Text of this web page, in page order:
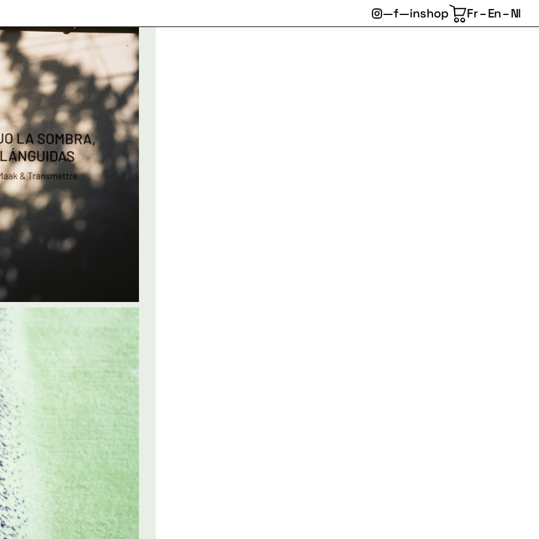
—f—inshop Fr En Nl
FR
2025
BE
2025
BE
2025
BE
2025
BE
FR
2026
2026
L'Avenir - « Maak et transmettre » : un trio de “tufteuses”
2026
2025
2025